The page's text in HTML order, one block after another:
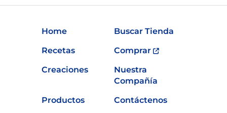
Home
Buscar Tienda
Recetas
Comprar
Creaciones
Nuestra
Compañía
Productos
Contáctenos